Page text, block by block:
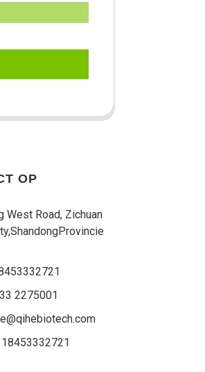
OP
West Road, Zichuan
ShandongProvincie
2275001